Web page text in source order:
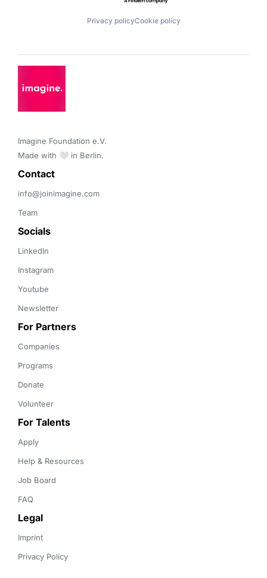
Privacy policyCookie policy
Imagine Foundation e.V.
Made with 🤍 in Berlin.
Contact
info@joinimagine.com
Team
Socials
LinkedIn
Instagram
Youtube
Newsletter
For Partners
Companies
Programs
Donate
Volunteer
For Talents
Apply
Help & Resources
Job Board
FAQ
Legal
Imprint
Privacy Policy